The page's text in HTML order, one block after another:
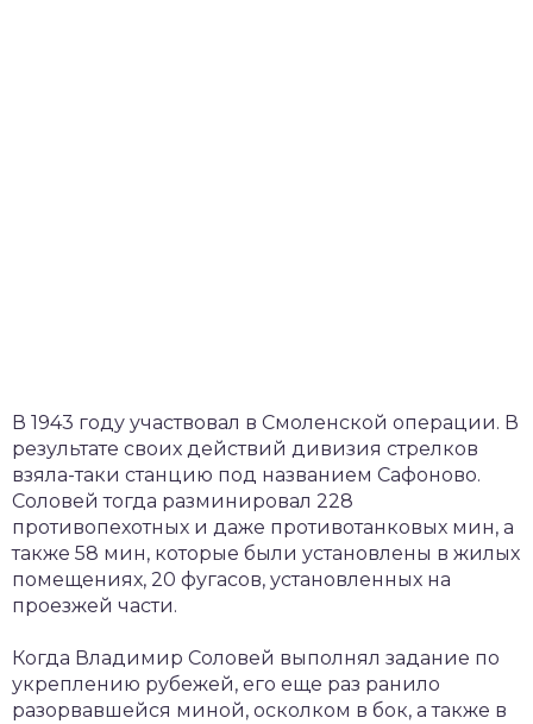
В 1943 году участвовал в Смоленской операции. В
результате своих действий дивизия стрелков
взяла-таки станцию под названием Сафоново.
Соловей тогда разминировал 228
противопехотных и даже противотанковых мин, а
также 58 мин, которые были установлены в жилых
помещениях, 20 фугасов, установленных на
проезжей части.
Когда Владимир Соловей выполнял задание по
укреплению рубежей, его еще раз ранило
разорвавшейся миной, осколком в бок, а также в